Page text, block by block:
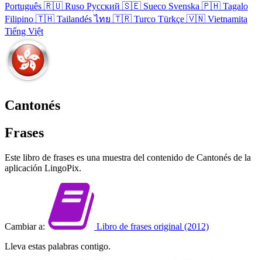
Português 🇷🇺 Ruso Русский 🇸🇪 Sueco Svenska 🇵🇭 Tagalo
Filipino 🇹🇭 Tailandés ไทย 🇹🇷 Turco Türkçe 🇻🇳 Vietnamita
Tiếng Việt
Cantonés
Frases
Este libro de frases es una muestra del contenido de Cantonés de la
aplicación LingoPix.
Cambiar a:
Libro de frases original (2012)
Lleva estas palabras contigo.